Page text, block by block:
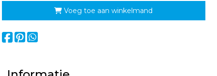
Voeg toe aan winkelmand